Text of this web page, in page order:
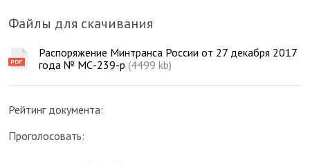
Файлы для скачивания
Распоряжение Минтранса России от 27 декабря 2017
года № МС-239-р (4499 kb)
Рейтинг документа:
Проголосовать: